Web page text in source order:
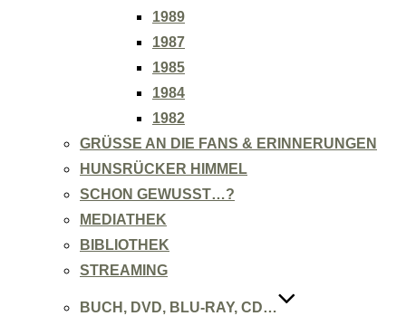
1989
1987
1985
1984
1982
GRÜSSE AN DIE FANS & ERINNERUNGEN
HUNSRÜCKER HIMMEL
SCHON GEWUSST…?
MEDIATHEK
BIBLIOTHEK
STREAMING
BUCH, DVD, BLU-RAY, CD…